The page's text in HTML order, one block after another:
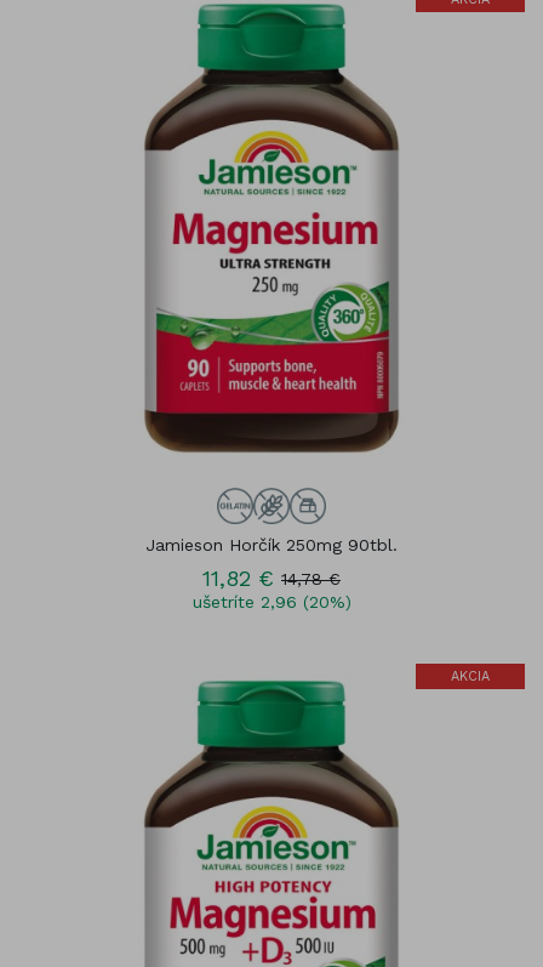
Jamieson Horčík 250mg 90tbl.
11,82 € 14,78 €
ušetríte 2,96 (20%)
AKCIA